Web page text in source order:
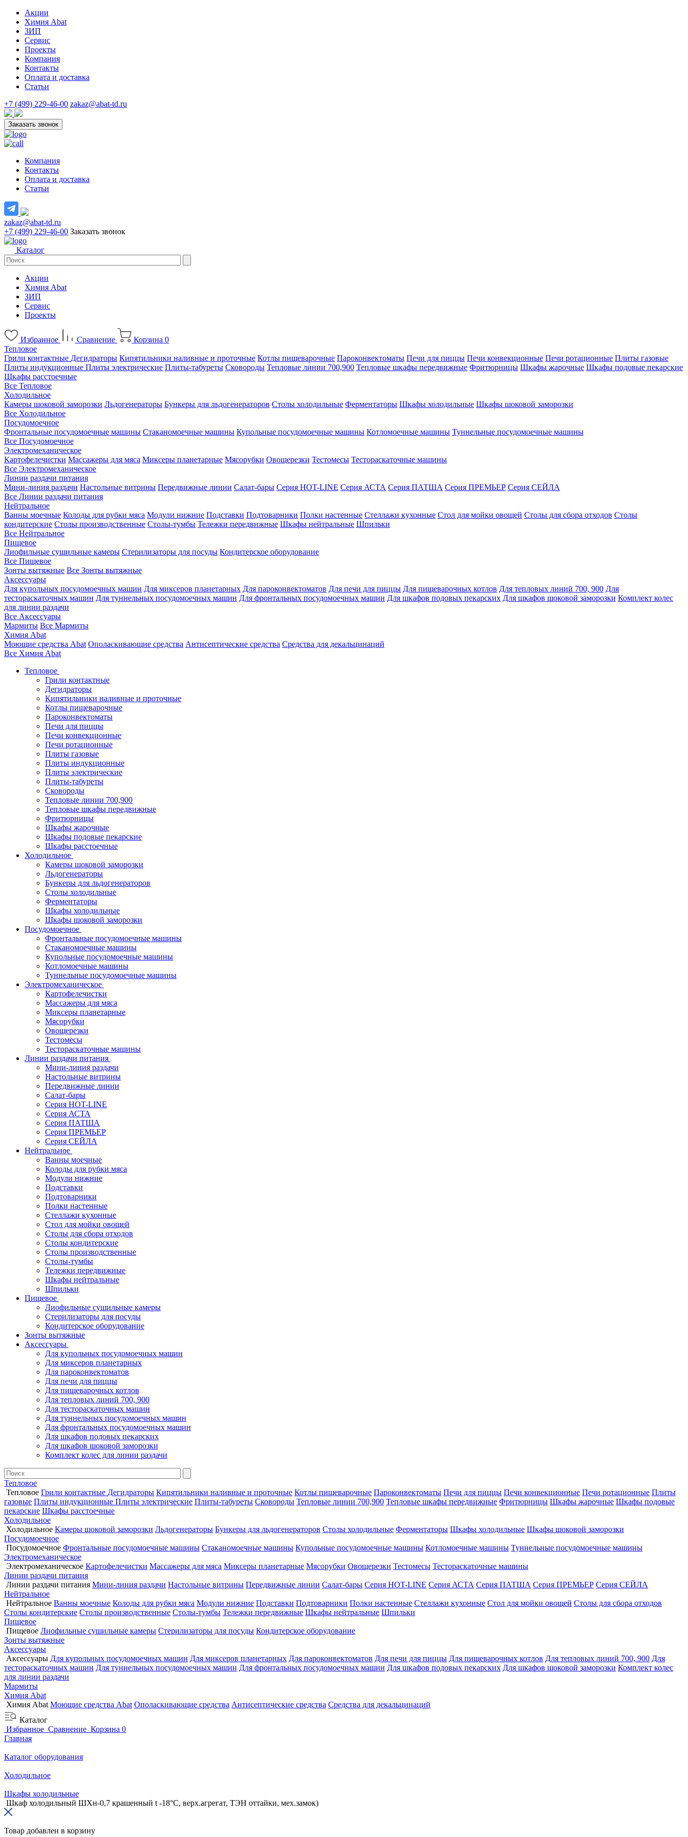
Акции
Химия Abat
ЗИП
Сервис
Проекты
Компания
Контакты
Оплата и доставка
Статьи
+7 (499) 229-46-00 zakaz@abat-td.ru
Заказать звонок
Компания
Контакты
Оплата и доставка
Статьи
zakaz@abat-td.ru
+7 (499) 229-46-00 Заказать звонок
Каталог
Акции
Химия Abat
ЗИП
Сервис
Проекты
Избранное Сравнение Корзина 0
Тепловое
Грили контактные Дегидраторы Кипятильники наливные и проточные Котлы пищеварочные Пароконвектоматы Печи для пиццы Печи конвекционные Печи ротационные Плиты газовые
Плиты индукционные Плиты электрические Плиты-табуреты Сковороды Тепловые линии 700,900 Тепловые шкафы передвижные Фритюрницы Шкафы жарочные Шкафы подовые пекарские
Шкафы расстоечные
Все Тепловое
Холодильное
Камеры шоковой заморозки Льдогенераторы Бункеры для льдогенераторов Столы холодильные Ферментаторы Шкафы холодильные Шкафы шоковой заморозки
Все Холодильное
Посудомоечное
Фронтальные посудомоечные машины Стаканомоечные машины Купольные посудомоечные машины Котломоечные машины Туннельные посудомоечные машины
Все Посудомоечное
Электромеханическое
Картофелечистки Массажеры для мяса Миксеры планетарные Мясорубки Овощерезки Тестомесы Тестораскаточные машины
Все Электромеханическое
Линии раздачи питания
Мини-линия раздачи Настольные витрины Передвижные линии Салат-бары Серия HOT-LINE Серия АСТА Серия ПАТША Серия ПРЕМЬЕР Серия СЕЙЛА
Все Линии раздачи питания
Нейтральное
Ванны моечные Колоды для рубки мяса Модули нижние Подставки Подтоварники Полки настенные Стеллажи кухонные Стол для мойки овощей Столы для сбора отходов Столы
кондитерские Столы производственные Столы-тумбы Тележки передвижные Шкафы нейтральные Шпильки
Все Нейтральное
Пищевое
Лиофильные сушильные камеры Стерилизаторы для посуды Кондитерское оборудование
Все Пищевое
Зонты вытяжные Все Зонты вытяжные
Аксессуары
Для купольных посудомоечных машин Для миксеров планетарных Для пароконвектоматов Для печи для пиццы Для пищеварочных котлов Для тепловых линий 700, 900 Для
тестораскаточных машин Для туннельных посудомоечных машин Для фронтальных посудомоечных машин Для шкафов подовых пекарских Для шкафов шоковой заморозки Комплект колес
для линии раздачи
Все Аксессуары
Мармиты Все Мармиты
Химия Abat
Моющие средства Abat Ополаскивающие средства Антисептические средства Средства для декальцинаций
Все Химия Abat
Тепловое
Грили контактные
Дегидраторы
Кипятильники наливные и проточные
Котлы пищеварочные
Пароконвектоматы
Печи для пиццы
Печи конвекционные
Печи ротационные
Плиты газовые
Плиты индукционные
Плиты электрические
Плиты-табуреты
Сковороды
Тепловые линии 700,900
Тепловые шкафы передвижные
Фритюрницы
Шкафы жарочные
Шкафы подовые пекарские
Шкафы расстоечные
Холодильное
Камеры шоковой заморозки
Льдогенераторы
Бункеры для льдогенераторов
Столы холодильные
Ферментаторы
Шкафы холодильные
Шкафы шоковой заморозки
Посудомоечное
Фронтальные посудомоечные машины
Стаканомоечные машины
Купольные посудомоечные машины
Котломоечные машины
Туннельные посудомоечные машины
Электромеханическое
Картофелечистки
Массажеры для мяса
Миксеры планетарные
Мясорубки
Овощерезки
Тестомесы
Тестораскаточные машины
Линии раздачи питания
Мини-линия раздачи
Настольные витрины
Передвижные линии
Салат-бары
Серия HOT-LINE
Серия АСТА
Серия ПАТША
Серия ПРЕМЬЕР
Серия СЕЙЛА
Нейтральное
Ванны моечные
Колоды для рубки мяса
Модули нижние
Подставки
Подтоварники
Полки настенные
Стеллажи кухонные
Стол для мойки овощей
Столы для сбора отходов
Столы кондитерские
Столы производственные
Столы-тумбы
Тележки передвижные
Шкафы нейтральные
Шпильки
Пищевое
Лиофильные сушильные камеры
Стерилизаторы для посуды
Кондитерское оборудование
Зонты вытяжные
Аксессуары
Для купольных посудомоечных машин
Для миксеров планетарных
Для пароконвектоматов
Для печи для пиццы
Для пищеварочных котлов
Для тепловых линий 700, 900
Для тестораскаточных машин
Для туннельных посудомоечных машин
Для фронтальных посудомоечных машин
Для шкафов подовых пекарских
Для шкафов шоковой заморозки
Комплект колес для линии раздачи
Тепловое
Тепловое Грили контактные Дегидраторы Кипятильники наливные и проточные Котлы пищеварочные Пароконвектоматы Печи для пиццы Печи конвекционные Печи ротационные Плиты
газовые Плиты индукционные Плиты электрические Плиты-табуреты Сковороды Тепловые линии 700,900 Тепловые шкафы передвижные Фритюрницы Шкафы жарочные Шкафы подовые
пекарские Шкафы расстоечные
Холодильное
Холодильное Камеры шоковой заморозки Льдогенераторы Бункеры для льдогенераторов Столы холодильные Ферментаторы Шкафы холодильные Шкафы шоковой заморозки
Посудомоечное
Посудомоечное Фронтальные посудомоечные машины Стаканомоечные машины Купольные посудомоечные машины Котломоечные машины Туннельные посудомоечные машины
Электромеханическое
Электромеханическое Картофелечистки Массажеры для мяса Миксеры планетарные Мясорубки Овощерезки Тестомесы Тестораскаточные машины
Линии раздачи питания
Линии раздачи питания Мини-линия раздачи Настольные витрины Передвижные линии Салат-бары Серия HOT-LINE Серия АСТА Серия ПАТША Серия ПРЕМЬЕР Серия СЕЙЛА
Нейтральное
Нейтральное Ванны моечные Колоды для рубки мяса Модули нижние Подставки Подтоварники Полки настенные Стеллажи кухонные Стол для мойки овощей Столы для сбора отходов
Столы кондитерские Столы производственные Столы-тумбы Тележки передвижные Шкафы нейтральные Шпильки
Пищевое
Пищевое Лиофильные сушильные камеры Стерилизаторы для посуды Кондитерское оборудование
Зонты вытяжные
Аксессуары
Аксессуары Для купольных посудомоечных машин Для миксеров планетарных Для пароконвектоматов Для печи для пиццы Для пищеварочных котлов Для тепловых линий 700, 900 Для
тестораскаточных машин Для туннельных посудомоечных машин Для фронтальных посудомоечных машин Для шкафов подовых пекарских Для шкафов шоковой заморозки Комплект колес
для линии раздачи
Мармиты
Химия Abat
Химия Abat Моющие средства Abat Ополаскивающие средства Антисептические средства Средства для декальцинаций
Каталог
Избранное Сравнение Корзина 0
Главная
Каталог оборудования
Холодильное
Шкафы холодильные
Шкаф холодильный ШХн-0,7 крашенный t -18°С, верх.агрегат, ТЭН оттайки, мех.замок)
Товар добавлен в корзину